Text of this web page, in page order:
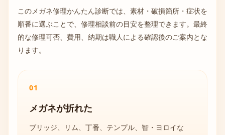
このメガネ修理かんたん診断では、素材・破損箇所・症状を
順番に選ぶことで、修理相談前の目安を整理できます。最終
的な修理可否、費用、納期は職人による確認後のご案内とな
ります。
01
メガネが折れた
ブリッジ、リム、丁番、テンプル、智・ヨロイな